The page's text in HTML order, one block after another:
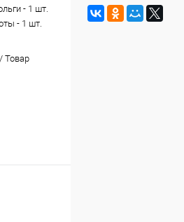
- 1 шт.
- 1 шт.
Товар